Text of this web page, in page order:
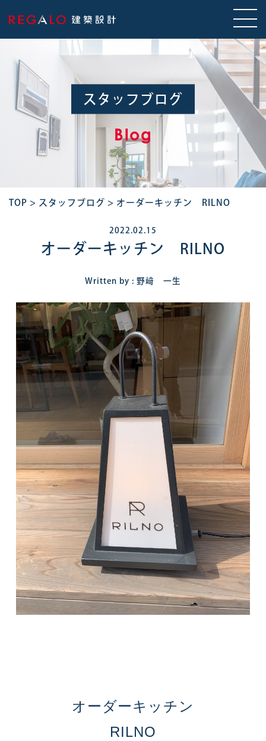
スタッフブログ
Blog
TOP > スタッフブログ > オーダーキッチン RILNO
2022.02.15
オーダーキッチン RILNO
Written by : 野﨑 一生
オーダーキッチン
RILNO